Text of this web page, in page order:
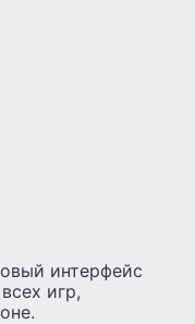
интерфейс
игр,